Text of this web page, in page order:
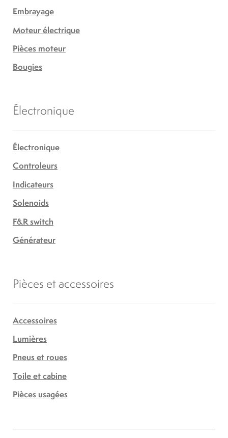
Embrayage
Moteur électrique
Pièces moteur
Bougies
Électronique
Électronique
Controleurs
Indicateurs
Solenoids
F&R switch
Générateur
Pièces et accessoires
Accessoires
Lumières
Pneus et roues
Toile et cabine
Pièces usagées